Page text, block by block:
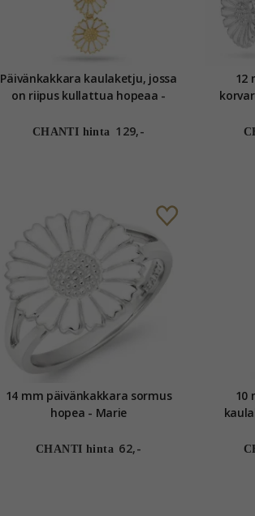
Päivänkakkara kaulaketju, jossa
on riipus kullattua hopeaa -
CHANTI hinta 129,-
12
14 mm päivänkakkara sormus
hopea - Marie
CHANTI hinta 62,-
10